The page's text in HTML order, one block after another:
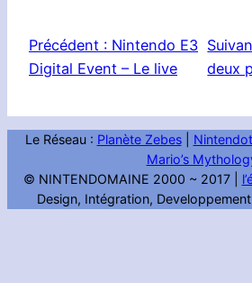
Précédent : Nintendo E3
Digital Event – Le live
deux
Le Réseau : Planète Zebes|
Mario’s
© NINTENDOMAINE 2000 ~ 2017 |
Design, Intégration,